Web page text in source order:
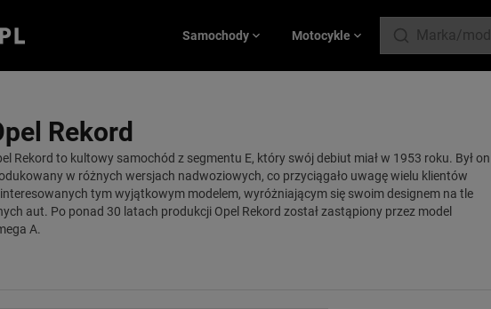
Samochody Motocykle
Rekord
Rekord to kultowy samochód z segmentu E, który swój debiut miał w 1953 roku. Był on
w różnych wersjach nadwoziowych, co przyciągało uwagę wielu klientów
tym wyjątkowym modelem, wyróżniającym się swoim designem na tle
aut. Po ponad 30 latach produkcji Opel Rekord został zastąpiony przez model
A.